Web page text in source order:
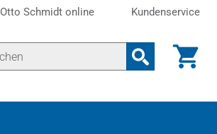
Otto Schmidt online Kundenservice